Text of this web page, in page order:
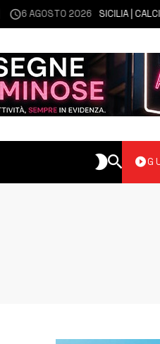
2026 SICILIA | CALCIO